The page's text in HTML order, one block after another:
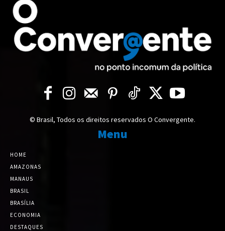
© Brasil, Todos os direitos reservados O Convergente.
Menu
HOME
AMAZONAS
MANAUS
BRASIL
BRASÍLIA
ECONOMIA
DESTAQUES